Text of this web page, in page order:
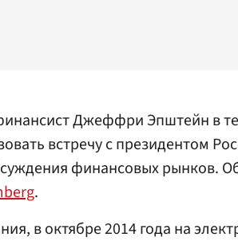
Джеффри Эпштейн в
встречу с президентом
финансовых рынков.
.
в октябре 2014 года на